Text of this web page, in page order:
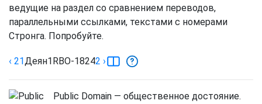
ведущие на раздел со сравнением переводов,
параллельными ссылками, текстами с номерами
Стронга. Попробуйте.
‹ 21Деян1RBO-18242 ›
Public Domain — общественное достояние.